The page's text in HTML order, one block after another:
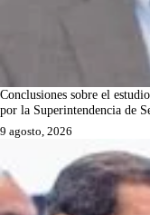
Conclusiones sobre el
por la Superintendencia de
9 agosto, 2026